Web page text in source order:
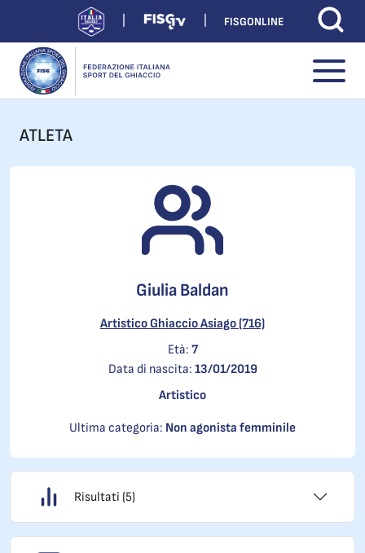
FISGONLINE
ATLETA
Giulia Baldan
Artistico Ghiaccio Asiago (716)
Età: 7
Data di nascita: 13/01/2019
Artistico
Ultima categoria: Non agonista femminile
Risultati (5)